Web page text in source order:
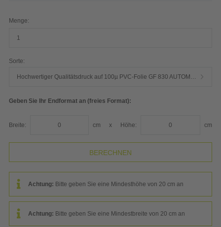
Menge:
Sorte:
Geben Sie Ihr Endformat an (freies Format):
Breite: cm x Höhe: cm
Achtung: Bitte geben Sie eine Mindesthöhe von 20 cm an
Achtung: Bitte geben Sie eine Mindestbreite von 20 cm an